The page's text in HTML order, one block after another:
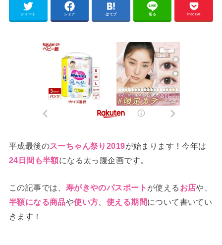
ツイート シェア はてブ 送る Pocket
平成最後のスーちゃん祭り2019が始まります！今年は
24日間も半額になる太っ腹企画です。
この記事では、 寿がきやのパスポート が使える お店や、
半額になる商品や使い方 使える期間について書いてい
きます！